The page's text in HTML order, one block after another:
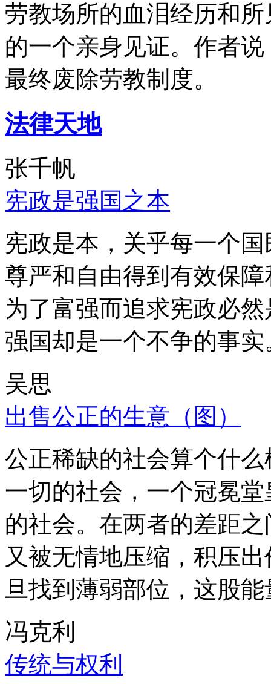
劳教场所的血泪经历和
的一个亲身见证。作者
最终废除劳教制度。
法律天地
张千帆
宪政是强国之本
宪政是本，关乎每一个
尊严和自由得到有效保
为了富强而追求宪政必
强国却是一个不争的事实
吴思
出售公正的生意（图）
公正稀缺的社会算个什
一切的社会，一个冠冕
的社会。在两者的差距
又被无情地压缩，积压
旦找到薄弱部位，这股
冯克利
传统与权利